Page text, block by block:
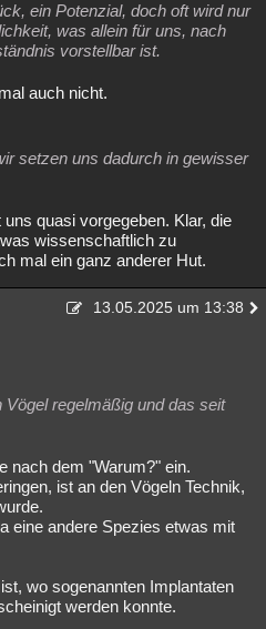
ein Potenzial, doch oft wird nur
was allein für uns, nach
vorstellbar ist.
auch nicht.
setzen uns dadurch in gewisser
quasi vorgegeben. Klar, die
wissenschaftlich zu
mal ein ganz anderer Hut.
13.05.2025 um 13:38
regelmäßig und das seit
nach dem "Warum?" ein.
ist an den Vögeln Technik,
eine andere Spezies etwas mit
wo sogenannten Implantaten
werden konnte.